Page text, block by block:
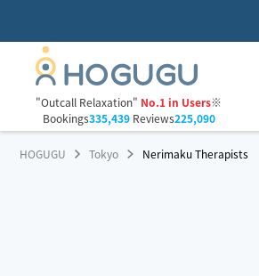
"Outcall Relaxation" No.1 in Users※
Bookings335,439Reviews225,090
HOGUGU Tokyo Nerimaku Therapists